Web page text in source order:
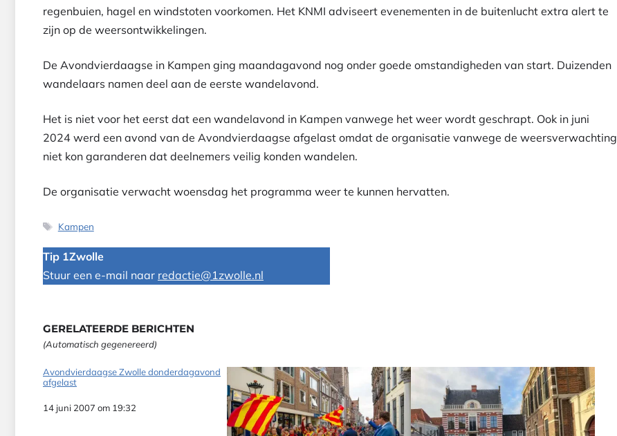
regenbuien, hagel en windstoten voorkomen. Het KNMI adviseert evenementen in de buitenlucht extra alert te
zijn op de weersontwikkelingen.
De Avondvierdaagse in Kampen ging maandagavond nog onder goede omstandigheden van start. Duizenden
wandelaars namen deel aan de eerste wandelavond.
Het is niet voor het eerst dat een wandelavond in Kampen vanwege het weer wordt geschrapt. Ook in juni
2024 werd een avond van de Avondvierdaagse afgelast omdat de organisatie vanwege de weersverwachting
niet kon garanderen dat deelnemers veilig konden wandelen.
De organisatie verwacht woensdag het programma weer te kunnen hervatten.
Tags
Kampen
Tip 1Zwolle
Stuur een e-mail naar redactie@1zwolle.nl
GERELATEERDE BERICHTEN
(Automatisch gegenereerd)
Avondvierdaagse Zwolle donderdagavond
afgelast
Datum
14 juni 2007 om 19:32